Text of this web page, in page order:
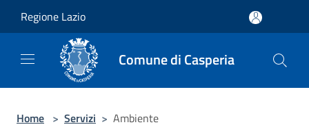
Regione Lazio
Comune di Casperia
Home > Servizi > Ambiente